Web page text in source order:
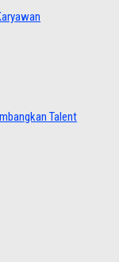
Talent